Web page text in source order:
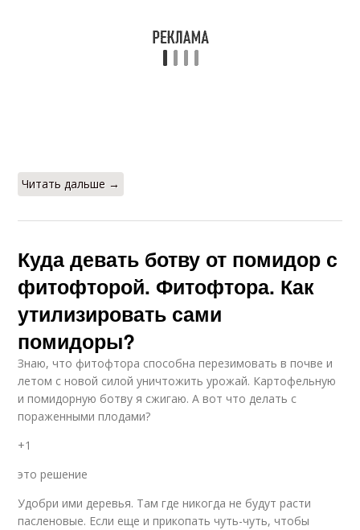
Читать дальше →
Куда девать ботву от помидор с
фитофторой. Фитофтора. Как
утилизировать сами
помидоры?
Знаю, что фитофтора способна перезимовать в почве и
летом с новой силой уничтожить урожай. Картофельную
и помидорную ботву я сжигаю. А вот что делать с
пораженными плодами?
+1
это решение
Удобри ими деревья. Там где никогда не будут расти
пасленовые. Если еще и прикопать чуть-чуть, чтобы